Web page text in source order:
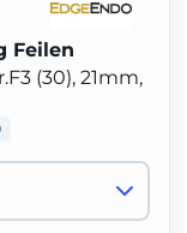
Feilen
(30), 21mm,